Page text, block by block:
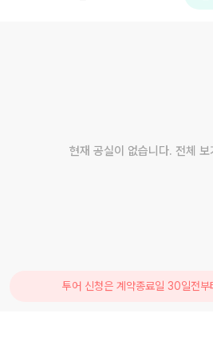
현재 공실이 없습니다. 전체
투어 신청은 계약종료일 30일전